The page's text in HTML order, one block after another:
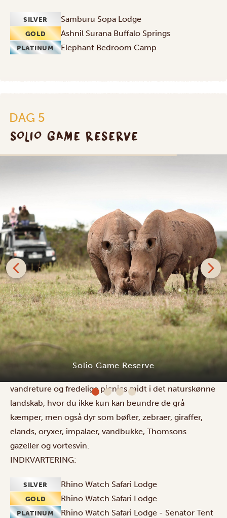
SILVER Samburu Sopa Lodge
GOLD Ashnil Surana Buffalo Springs
PLATINUM Elephant Bedroom Camp
DAG 5
SOLIO GAME RESERVE
Solio Game Reserve
Solio Game Reserve er et privat ejet og helt særligt
vildtreservat. Omgivet af storslåede landskaber er den
tidligere ranch dedikeret til at redde og beskytte
næsehorn i Kenya. Nyd spændende safariture, guidede
vandreture og fredelige picnics midt i det naturskønne
landskab, hvor du ikke kun kan beundre de grå
kæmper, men også dyr som bøfler, zebraer, giraffer,
elands, oryxer, impalaer, vandbukke, Thomsons
gazeller og vortesvin.
INDKVARTERING:
SILVER Rhino Watch Safari Lodge
GOLD Rhino Watch Safari Lodge
PLATINUM Rhino Watch Safari Lodge - Senator Tent